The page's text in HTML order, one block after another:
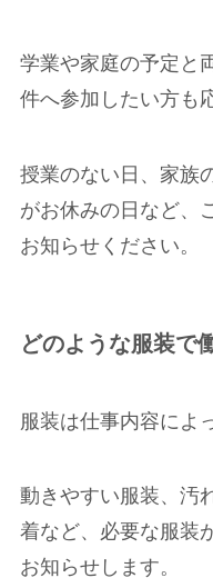
学業や家庭の予定と
件へ参加したい方も
授業のない日、家族
がお休みの日など、
お知らせください。
どのような服装で
服装は仕事内容によ
動きやすい服装、汚
着など、必要な服装
お知らせします。